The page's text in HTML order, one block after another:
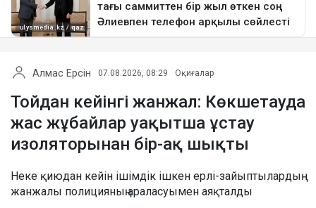
Алмас Ерсін 07.08.2026, 08:29 Оқиғалар
Тойдан кейінгі жанжал: Көкшетауда
жас жұбайлар уақытша ұстау
изоляторынан бір-ақ шықты
Неке қиюдан кейін ішімдік ішкен ерлі-зайыптылардың
жанжалы полицияның араласуымен аяқталды